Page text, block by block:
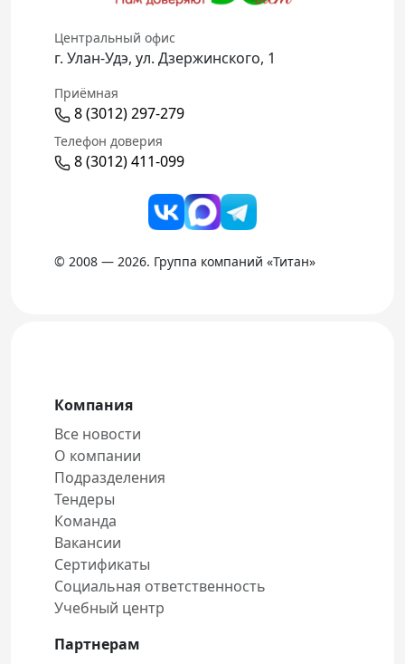
Центральный офис
г. Улан-Удэ, ул. Дзержинского, 1
Приёмная
8 (3012) 297-279
Телефон доверия
8 (3012) 411-099
© 2008 — 2026. Группа компаний «Титан»
Компания
Все новости
О компании
Подразделения
Тендеры
Команда
Вакансии
Сертификаты
Социальная ответственность
Учебный центр
Партнерам